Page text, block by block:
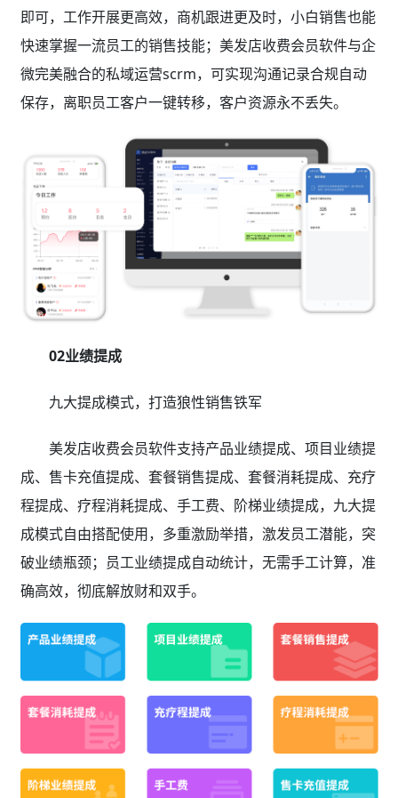
即可，工作开展更高效，商机跟进更及时，小白销售也能
快速掌握一流员工的销售技能；美发店收费会员软件与企
微完美融合的私域运营scrm，可实现沟通记录合规自动
保存，离职员工客户一键转移，客户资源永不丢失。
02业绩提成
九大提成模式，打造狼性销售铁军
美发店收费会员软件支持产品业绩提成、项目业绩提
成、售卡充值提成、套餐销售提成、套餐消耗提成、充疗
程提成、疗程消耗提成、手工费、阶梯业绩提成，九大提
成模式自由搭配使用，多重激励举措，激发员工潜能，突
破业绩瓶颈；员工业绩提成自动统计，无需手工计算，准
确高效，彻底解放财和双手。